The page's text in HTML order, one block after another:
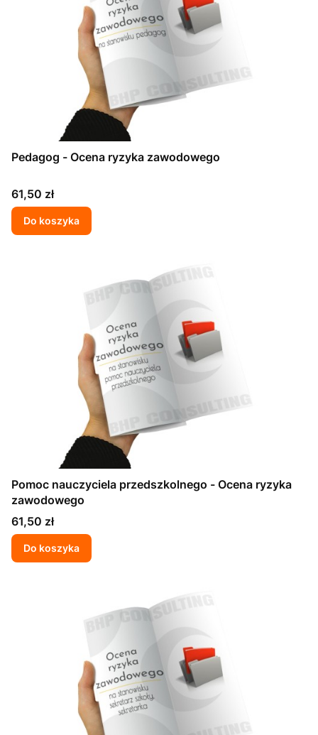
Pedagog - Ocena ryzyka zawodowego
Cena
61,50 zł
Do koszyka
Pomoc nauczyciela przedszkolnego - Ocena ryzyka
zawodowego
Cena
61,50 zł
Do koszyka